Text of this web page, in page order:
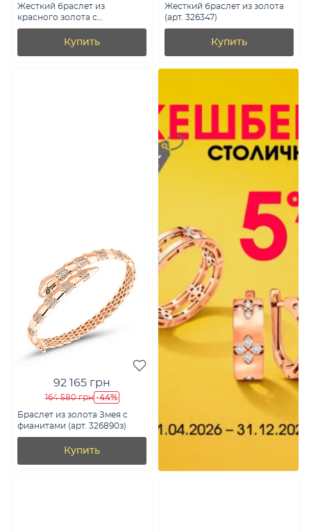
Жесткий браслет из
красного золота с
фианитами (арт. 340141)
Купить
Жесткий браслет из золота
(арт. 326347)
Купить
92 165 грн
164 580 грн -44%
Браслет из золота Змея с
фианитами (арт. 326890з)
Купить